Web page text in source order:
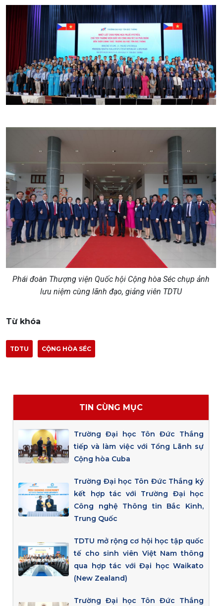
Phái đoàn Thượng viện Quốc hội Cộng hòa Séc chụp ảnh
lưu niệm cùng lãnh đạo, giảng viên TDTU
Từ khóa
TDTU CỘNG HÒA SÉC
TIN CÙNG MỤC
Trường Đại học Tôn Đức Thắng
tiếp và làm việc với Tổng Lãnh sự
Cộng hòa Cuba
Trường Đại học Tôn Đức Thắng ký
kết hợp tác với Trường Đại học
Công nghệ Thông tin Bắc Kinh,
Trung Quốc
TDTU mở rộng cơ hội học tập quốc
tế cho sinh viên Việt Nam thông
qua hợp tác với Đại học Waikato
(New Zealand)
Trường Đại học Tôn Đức Thắng